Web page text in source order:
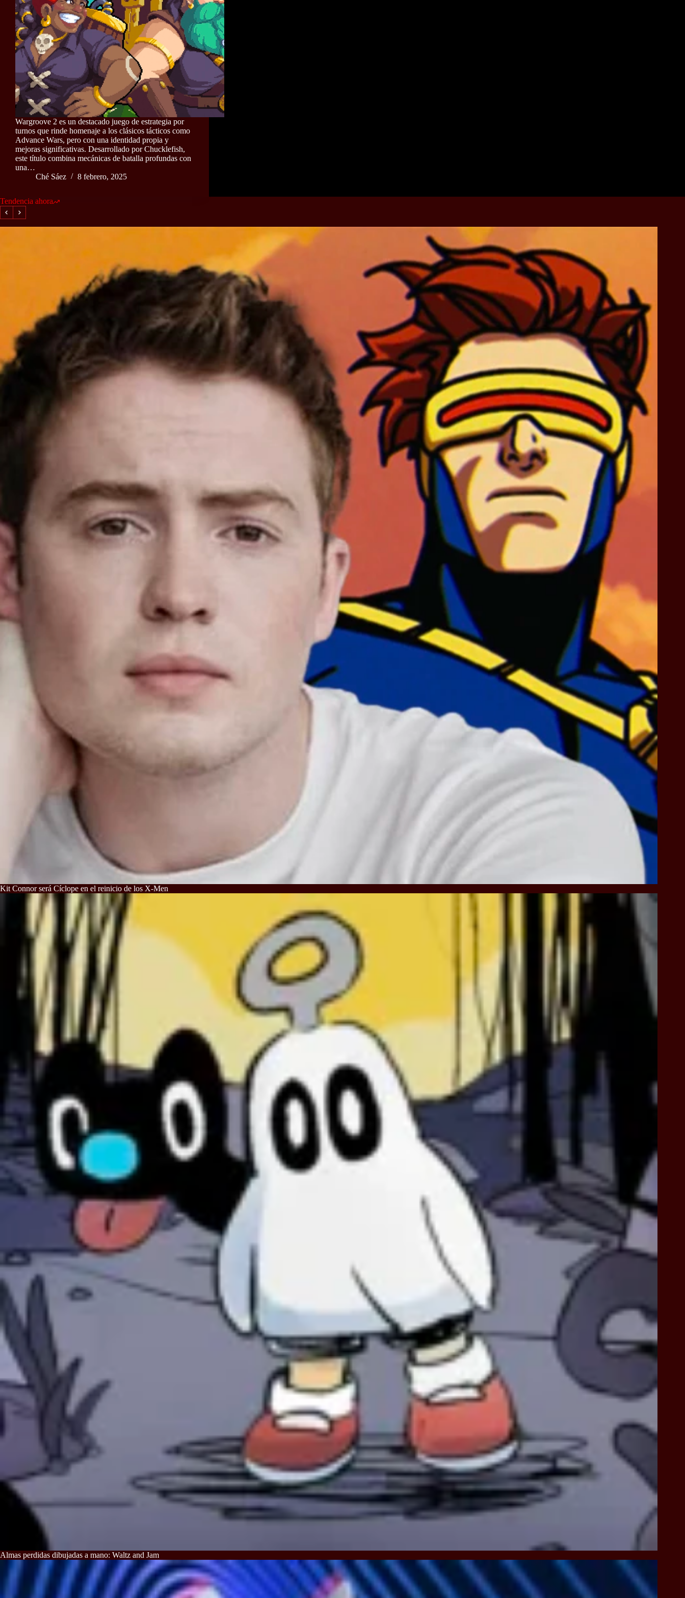
Wargroove 2 es un destacado juego de estrategia por
turnos que rinde homenaje a los clásicos tácticos como
Advance Wars, pero con una identidad propia y
mejoras significativas. Desarrollado por Chucklefish,
este título combina mecánicas de batalla profundas con
una…
Ché Sáez
8 febrero, 2025
Tendencia ahora
Kit Connor será Cíclope en el reinicio de los X-Men
Almas perdidas dibujadas a mano: Waltz and Jam